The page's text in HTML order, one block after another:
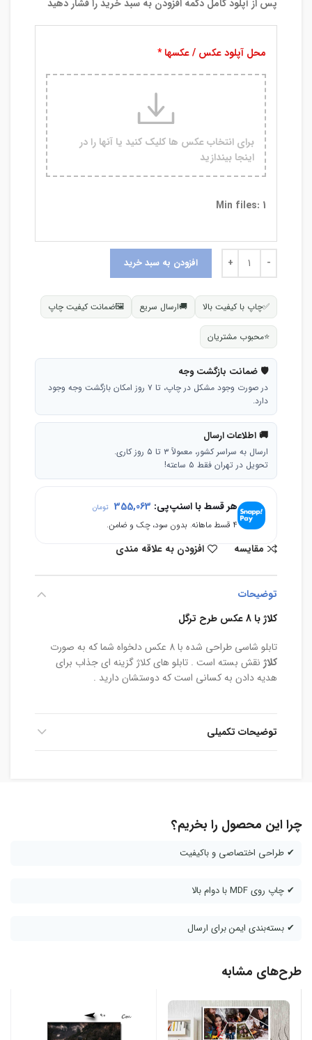
پس از آپلود کامل دکمه افزودن به سبد خرید را فشار دهید
محل آپلود عکس / عکسها
برای انتخاب عکس ها کلیک کنید یا آنها را در
اینجا بیندازید
Min files: 1
افزودن به سبد خرید
✅چاپ با کیفیت بالا 🚚ارسال سریع 🖼ضمانت کیفیت چاپ
⭐محبوب مشتریان
🛡 ضمانت بازگشت وجه
در صورت وجود مشکل در چاپ، تا ۷ روز امکان بازگشت وجه وجود
دارد.
🚚 اطلاعات ارسال
ارسال به سراسر کشور، معمولاً ۳ تا ۵ روز کاری.
تحویل در تهران فقط ۵ ساعته!
هر قسط با اسنپ‌پی: 355,063 تومان
۴ قسط ماهانه. بدون سود، چک و ضامن.
مقایسه افزودن به علاقه مندی
توضیحات
کلاژ با 8 عکس طرح ترگل
تابلو شاسی طراحی شده با 8 عکس دلخواه شما که به صورت
کلاژ نقش بسته است . تابلو های کلاژ گزینه ای جذاب برای
هدیه دادن به کسانی است که دوستشان دارید .
توضیحات تکمیلی
چرا این محصول را بخریم؟
✔ طراحی اختصاصی و باکیفیت
✔ چاپ روی MDF با دوام بالا
✔ بسته‌بندی ایمن برای ارسال
طرح‌های مشابه